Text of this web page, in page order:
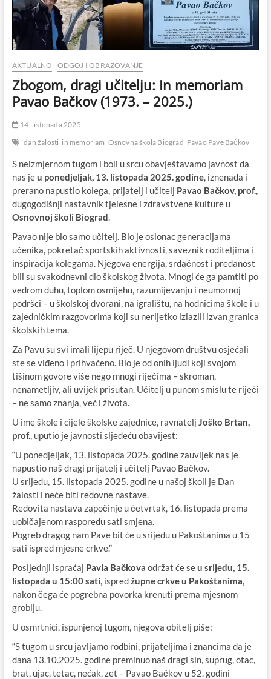
AKTUALNO ODGOJ I OBRAZOVANJE
Zbogom, dragi učitelju: In memoriam
Pavao Bačkov (1973. – 2025.)
14. listopada 2025.
dan žalosti in memoriam Osnovna škola Biograd Pavao Pave Bačkov
S neizmjernom tugom i boli u srcu obavještavamo javnost da
nas jeu ponedjeljak, 13. listopada 2025. godine, iznenada i
prerano napustio kolega, prijatelj i učitelj Pavao Bačkov, prof.,
dugogodišnji nastavnik tjelesne i zdravstvene kulture u
Osnovnoj školi Biograd.
Pavao nije bio samo učitelj. Bio je oslonac generacijama
učenika, pokretač sportskih aktivnosti, saveznik roditeljima i
inspiracija kolegama. Njegova energija, srdačnost i predanost
bili su svakodnevni dio školskog života. Mnogi će ga pamtiti po
vedrom duhu, toplom osmijehu, razumijevanju i neumornoj
podršci – u školskoj dvorani, na igralištu, na hodnicima škole i u
zajedničkim razgovorima koji su nerijetko izlazili izvan granica
školskih tema.
Za Pavu su svi imali lijepu riječ. U njegovom društvu osjećali
ste se viđeno i prihvaćeno. Bio je od onih ljudi koji svojom
tišinom govore više nego mnogi riječima – skroman,
nenametljiv, ali uvijek prisutan. Učitelj u punom smislu te riječi
– ne samo znanja, već i života.
U ime škole i cijele školske zajednice, ravnatelj Joško Brtan,
prof., uputio je javnosti sljedeću obavijest:
“U ponedjeljak, 13. listopada 2025. godine zauvijek nas je
napustio naš dragi prijatelj i učitelj Pavao Bačkov.
U srijedu, 15. listopada 2025. godine u našoj školi je Dan
žalosti i neće biti redovne nastave.
Redovita nastava započinje u četvrtak, 16. listopada prema
uobičajenom rasporedu sati smjena.
Pogreb dragog nam Pave bit će u srijedu u Pakoštanima u 15
sati ispred mjesne crkve.”
Posljednji ispraćaj Pavla Bačkova održat će seu srijedu, 15.
listopada u 15:00 sati, ispredžupne crkve u Pakoštanima,
nakon čega će pogrebna povorka krenuti prema mjesnom
groblju.
U osmrtnici, ispunjenoj tugom, njegova obitelj piše:
“S tugom u srcu javljamo rodbini, prijateljima i znancima da je
dana 13.10.2025. godine preminuo naš dragi sin, suprug, otac,
brat, ujac, tetac, nećak, zet – Pavao Bačkov u 52. godini